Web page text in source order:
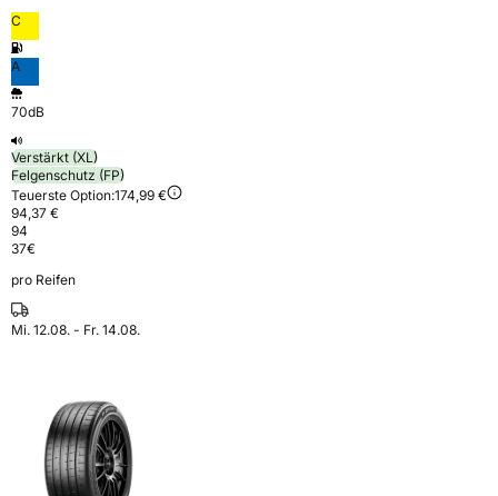
C
A
70dB
Verstärkt (XL)
Felgenschutz (FP)
Teuerste Option:174,99 €
94,37 €
94
37€
pro Reifen
Mi. 12.08. - Fr. 14.08.